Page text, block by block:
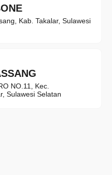
Kab. Takalar, Sulawesi
NO.11, Kec.
Sulawesi Selatan